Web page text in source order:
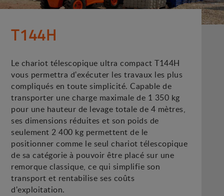
T144H
Le chariot télescopique ultra compact T144H
vous permettra d'exécuter les travaux les plus
compliqués en toute simplicité. Capable de
transporter une charge maximale de 1 350 kg
pour une hauteur de levage totale de 4 mètres,
ses dimensions réduites et son poids de
seulement 2 400 kg permettent de le
positionner comme le seul chariot télescopique
de sa catégorie à pouvoir être placé sur une
remorque classique, ce qui simplifie son
transport et rentabilise ses coûts
d'exploitation.